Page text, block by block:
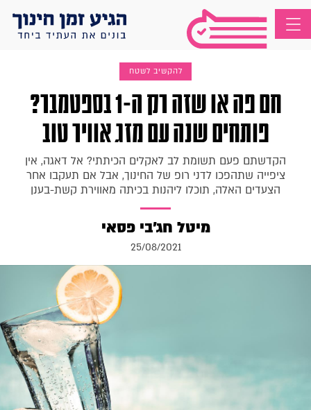
להקשיב לשטח
חם פה או שזה רק ה-1 בספטמבר?
פותחים שנה עם מזג אוויר טוב
הקדשתם פעם תשומת לב לאקלים הכיתתי? אל דאגה, אין
ציפייה שתהפכו לדני רופ של החינוך, אבל אם תעקבו אחר
הצעדים האלה, תוכלו ליהנות בכיתה מאווירת קשת-בענן
מיטל חג'בי פסאי
25/08/2021